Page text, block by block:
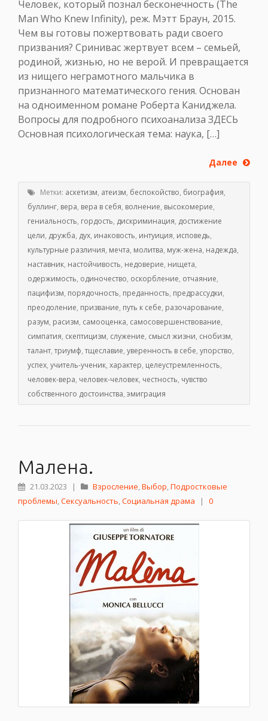
Человек, который познал бесконечность (The
Man Who Knew Infinity), реж. Мэтт Браун, 2015.
Чем вы готовы пожертвовать ради своего
призвания? Сринивас жертвует всем – семьей,
родиной, жизнью, но не верой. И превращается
из нищего неграмотного мальчика в
признанного математического гения. Основан
на одноименном романе Роберта Каниджела.
Вопросы для подробного психоанализа ЗДЕСЬ
Основная психологическая тема: наука, […]
Далее
Метки: аскетизм, атеизм, беспокойство, биография,
буллинг, вера, вера в себя, волнение, высокомерие,
гениальность, гордость, дискриминация, достижение
цели, дружба, дух, инаковость, интуиция, исповедь,
культурные различия, мечта, молитва, муж-жена, надежда,
наставник, настойчивость, недоверие, нищета,
одержимость, одиночество, оскорбление, отчаяние,
пацифизм, порядочность, преданность, предрассудки,
преодоление, призвание, путь к себе, разочарование,
разум, расизм, самооценка, самосовершенствование,
симпатия, скептицизм, служение, смысл жизни, снобизм,
талант,триумф,тщеславие, уверенность в себе, упорство,
успех, учитель-ученик, характер, целеустремленность,
человек-вера, человек-человек, честность, чувство
собственного достоинства, эмиграция
Малена.
21.03.2023 | Взросление,Выбор,Подростковые
проблемы,Сексуальность,Социальная драма | 0